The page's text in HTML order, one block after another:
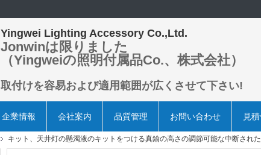
Yingwei Lighting Accessory Co.,Ltd.
Jonwinは限りました
（Yingweiの照明付属品Co.、株式会社）
取付けを容易および適用範囲が広くさせて下さい!
企業情報 会社案内 品質管理 お問い合わせ 見
キット、天井灯の懸濁液のキットをつける真鍮の高さの調節可能な中断され